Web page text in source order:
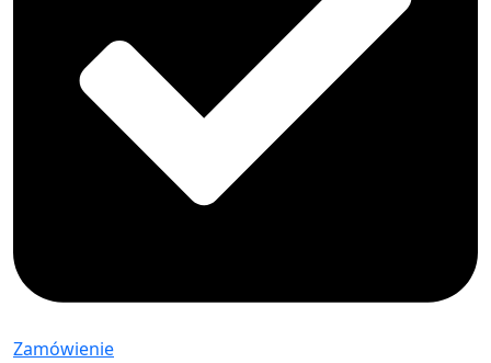
Zamówienie